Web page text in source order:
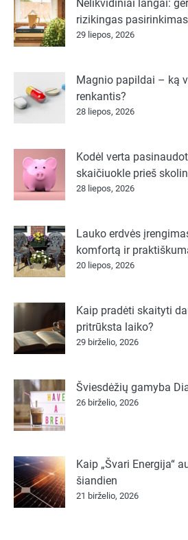
Nelikvidiniai langai:
rizikingas
29 liepos, 2026
Magnio papildai – ką
renkantis?
28 liepos, 2026
Kodėl verta
skaičiuokle prieš
28 liepos, 2026
Lauko erdvės
komfortą ir
20 liepos, 2026
Kaip pradėti skaityti
pritrūksta laiko?
29 birželio, 2026
Šviesdėžių gamyba
26 birželio, 2026
Kaip „Švari Energija“
šiandien
21 birželio, 2026